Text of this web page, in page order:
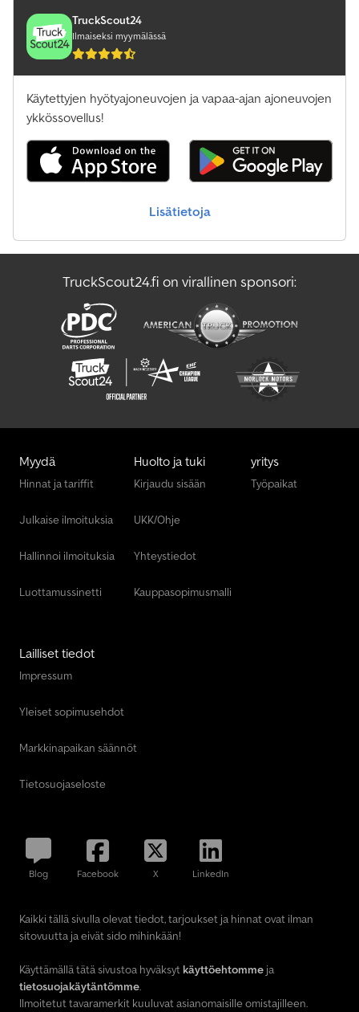
TruckScout24
Ilmaiseksi myymälässä
Käytettyjen hyötyajoneuvojen ja vapaa-ajan ajoneuvojen
ykkössovellus!
Lisätietoja
TruckScout24.fi on virallinen sponsori:
Myydä
Hinnat ja tariffit
Julkaise ilmoituksia
Hallinnoi ilmoituksia
Luottamussinetti
Huolto ja tuki
Kirjaudu sisään
UKK/Ohje
Yhteystiedot
Kauppasopimusmalli
yritys
Työpaikat
Lailliset tiedot
Impressum
Yleiset sopimusehdot
Markkinapaikan säännöt
Tietosuojaseloste
Blog Facebook X LinkedIn
Kaikki tällä sivulla olevat tiedot, tarjoukset ja hinnat ovat ilman
sitovuutta ja eivät sido mihinkään!
Käyttämällä tätä sivustoa hyväksyt käyttöehtomme ja
tietosuojakäytäntömme.
Ilmoitetut tavaramerkit kuuluvat asianomaisille omistajilleen.